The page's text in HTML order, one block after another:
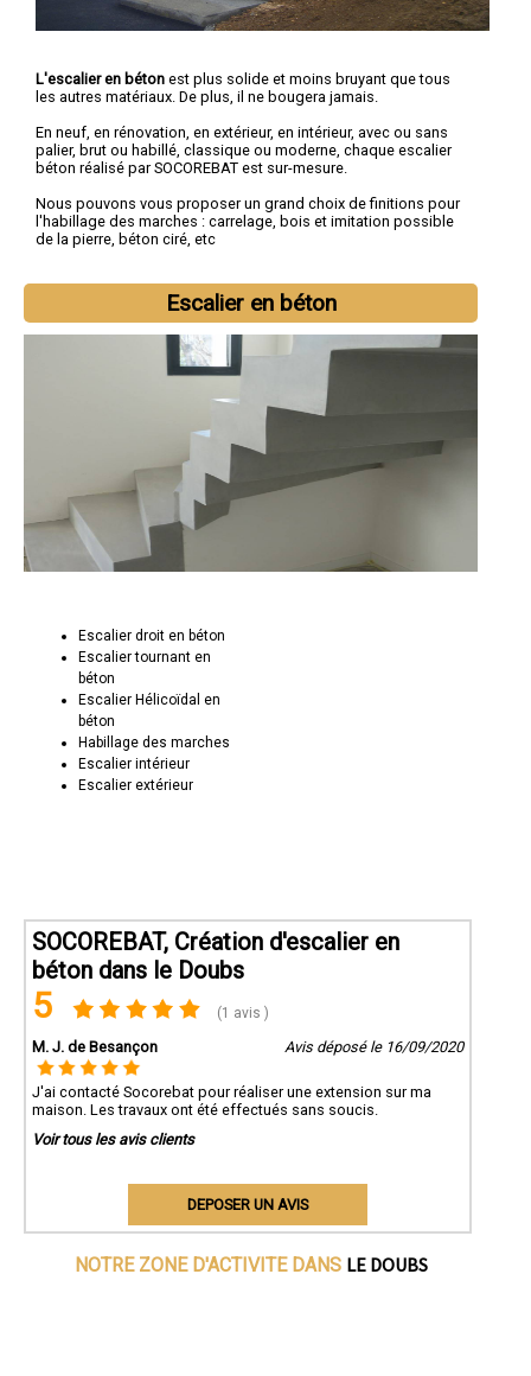
L'escalier en béton est plus solide et moins bruyant que tous
les autres matériaux. De plus, il ne bougera jamais.
En neuf, en rénovation, en extérieur, en intérieur, avec ou sans
palier, brut ou habillé, classique ou moderne, chaque escalier
béton réalisé par SOCOREBAT est sur-mesure.
Nous pouvons vous proposer un grand choix de finitions pour
l'habillage des marches : carrelage, bois et imitation possible
de la pierre, béton ciré, etc
Escalier en béton
Escalier droit en béton
Escalier tournant en
béton
Escalier Hélicoïdal en
béton
Habillage des marches
Escalier intérieur
Escalier extérieur
SOCOREBAT, Création d'escalier en
béton dans le Doubs
5 (1 avis )
M. J. de Besançon Avis déposé le 16/09/2020
J'ai contacté Socorebat pour réaliser une extension sur ma
maison. Les travaux ont été effectués sans soucis.
Voir tous les avis clients
DEPOSER UN AVIS
NOTRE ZONE D'ACTIVITE DANS LE DOUBS